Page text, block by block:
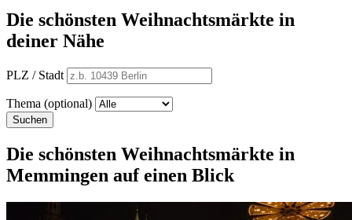
Die schönsten Weihnachtsmärkte in
deiner Nähe
PLZ / Stadt
Thema (optional)
Suchen
Die schönsten Weihnachtsmärkte in
Memmingen auf einen Blick